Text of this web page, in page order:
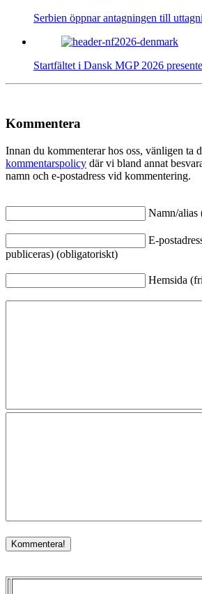
Serbien öppnar antagningen till
Startfältet i Dansk MGP 2026
Kommentera
Innan du kommenterar hos oss, vänligen ta
kommentarspolicy där vi bland annat
namn och e-postadress vid kommentering.
Namn/alias
E-
publiceras) (obligatoriskt)
Hemsida